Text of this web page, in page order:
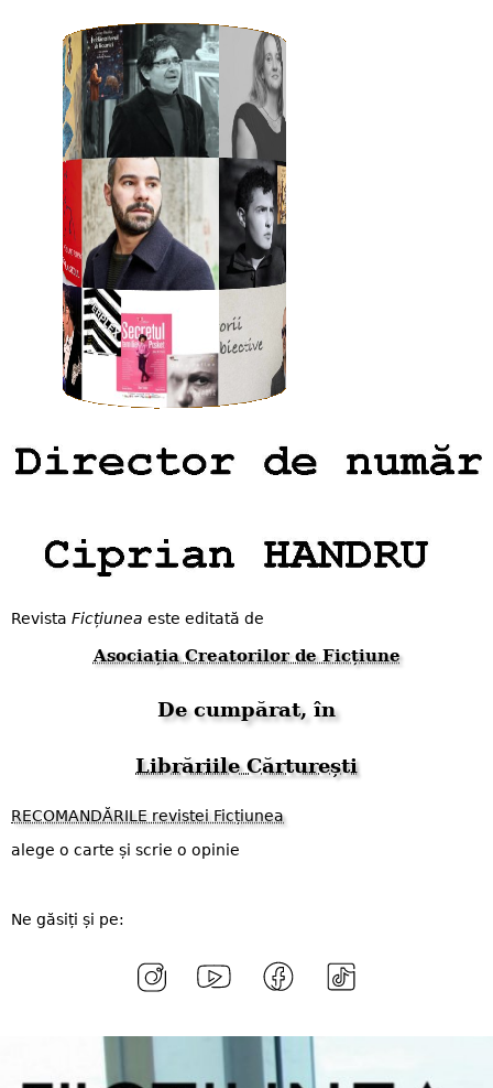
Revista Ficțiunea este editată de
Asociația Creatorilor de Ficțiune
De cumpărat, în
Librăriile Cărturești
RECOMANDĂRILE revistei Ficțiunea
alege o carte și scrie o opinie
Ne găsiți și pe: